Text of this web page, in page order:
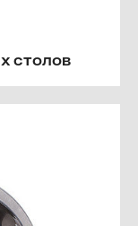
столов